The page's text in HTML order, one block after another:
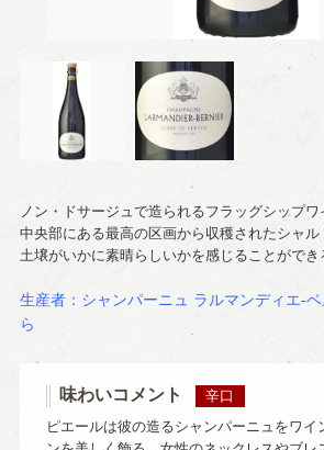
ノン・ドサージュで造られるフラッグシップ
中央部にある最高の区画から収穫されたシャ
土壌がいかに素晴らしいかを感じることができ
生産者：シャンパーニュ ラルマンディエ‐
ら
味わいコメント
辛口
ピエールは彼の造るシャンパーニュをワイ